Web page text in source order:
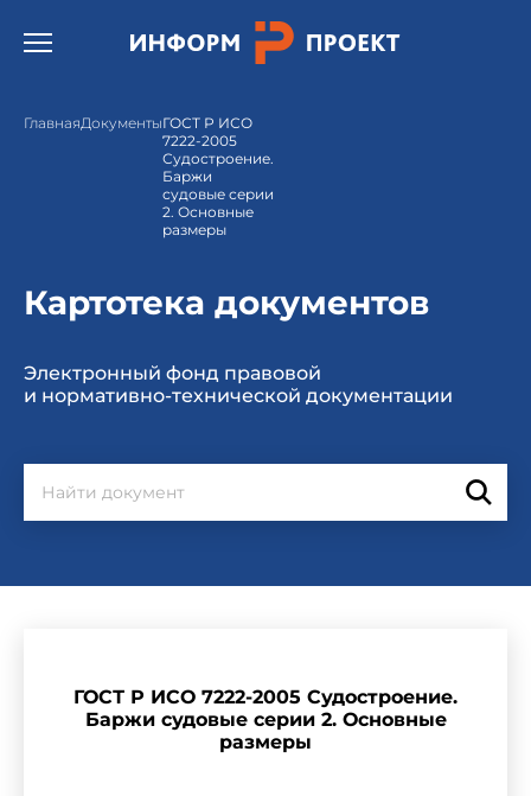
Открыть бургер меню.
ГлавнаяДокументыГОСТ Р ИСО
7222-2005
Судостроение.
Баржи
судовые серии
2. Основные
размеры
Картотека документов
Электронный фонд правовой
и нормативно-технической документации
ГОСТ Р ИСО 7222-2005 Судостроение.
Баржи судовые серии 2. Основные
размеры